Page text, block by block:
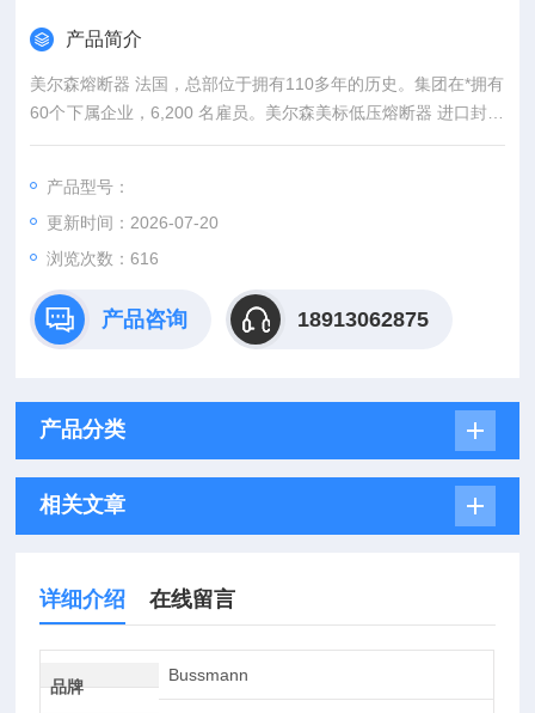
产品简介
美尔森熔断器 法国，总部位于拥有110多年的历史。集团在*拥有
60个下属企业，6,200 名雇员。美尔森美标低压熔断器 进口封装
原装*
产品型号：
更新时间：2026-07-20
浏览次数：616
产品咨询 18913062875
产品分类
相关文章
详细介绍 在线留言
品牌
Bussmann